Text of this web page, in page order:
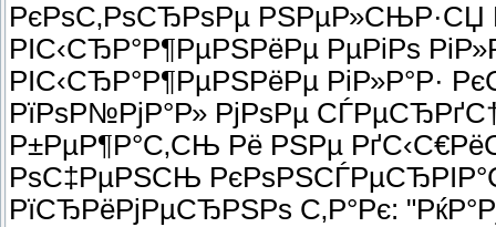
РєРѕС‚РѕСЂРѕРµ РЅРµР»СЊР·СЏ
РІС‹СЂР°Р¶РµРЅРёРµ РµРіРѕ
РІС‹СЂР°Р¶РµРЅРёРµ РіР»Р°Р·
РїРѕР№РјР°Р» РјРѕРµ
Р±РµР¶Р°С‚СЊ Рё РЅРµ
РѕС‡РµРЅСЊ
РїСЂРёРјРµСЂРЅРѕ С‚Р°Рє: